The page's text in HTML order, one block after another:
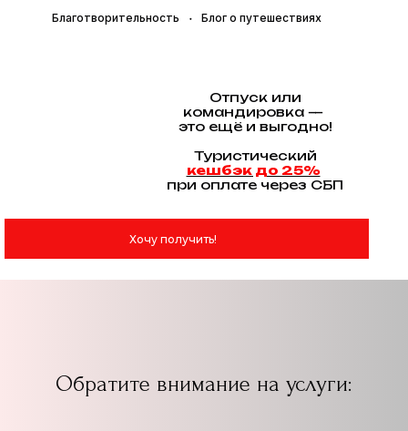
Благотворительность
Блог о путешествиях
Хочу получить!
Отпуск или
командировка —
это ещё и выгодно!
Туристический
кешбэк до 25%
при оплате через СБП
Обратите внимание на услуги: